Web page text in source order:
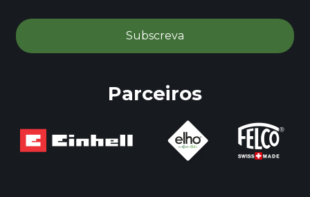
Parceiros